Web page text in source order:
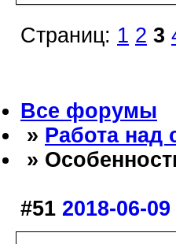
Страниц: 1 2 3
Все форумы
» Работа над
»
#51 2018-06-